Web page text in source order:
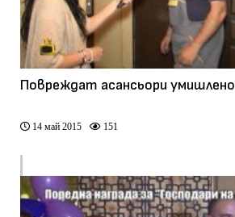
Повреждат асансьори умишлено
14 май 2015 151